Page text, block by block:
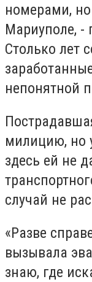
номерами,
Мариуполе,
Столько лет
непонятной
милицию, но
здесь ей не
случай не
«Разве
вызывала
знаю, где